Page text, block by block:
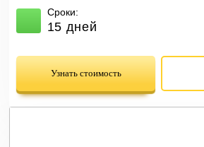
Сроки:
15 дней
Узнать стоимость